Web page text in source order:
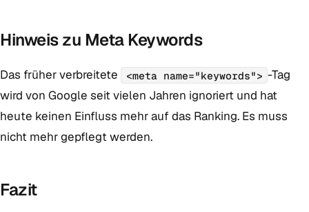
Hinweis zu Meta Keywords
Das früher verbreitete <meta name="keywords"> -Tag
wird von Google seit vielen Jahren ignoriert und hat
heute keinen Einfluss mehr auf das Ranking. Es muss
nicht mehr gepflegt werden.
Fazit